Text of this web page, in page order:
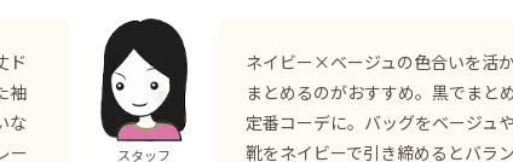
ド
袖
な
ー
スタッフ
ネイビー×ベージュの色合いを活
まとめるのがおすすめ。黒でまと
定番コーデに。バッグをベージュ
靴をネイビーで引き締めるとバラ